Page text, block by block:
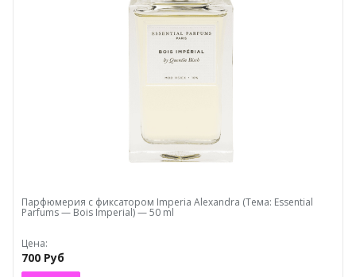
Парфюмерия с фиксатором Imperia Alexandra (Тема: Essential
Parfums — Bois Imperial) — 50 ml
Цена:
700 Руб